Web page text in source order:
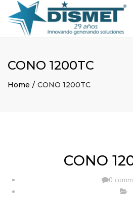
CONO 1200TC
Home CONO 1200TC
CONO
0